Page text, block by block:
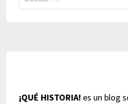
¡QUÉ HISTORIA! es un blog